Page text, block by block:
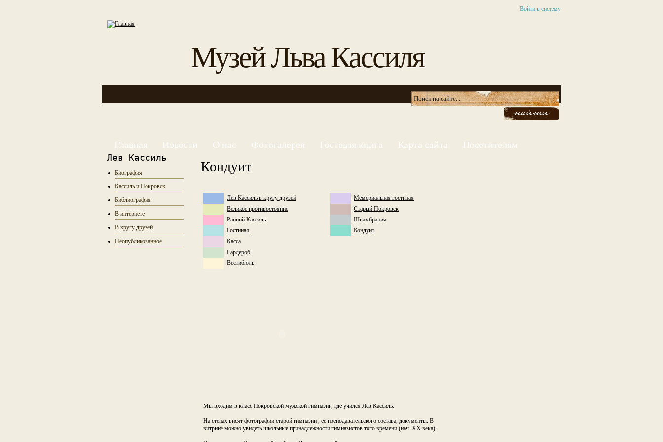
Войти в систему
Музей Льва Кассиля
Найти
Главная Новости О нас Фотогалерея Гостевая книга Карта сайта Посетителям
Лев Кассиль
Биография
Кассиль и Покровск
Библиография
В интернете
В кругу друзей
Неопубликованное
Кондуит
Лев Кассиль в кругу друзей
Мемориальная гостиная
Великое противостояние
Старый Покровск
Ранний Кассиль
Швамбрания
Гостиная
Кондуит
Касса
Гардероб
Вестибюль
Мы входим в класс Покровской мужской гимназии, где учился Лев Кассиль.
На стенах висят фотографии старой гимназии , её преподавательского состава, документы. В
витрине можно увидеть школьные принадлежности гимназистов того времени (нач. XX века).